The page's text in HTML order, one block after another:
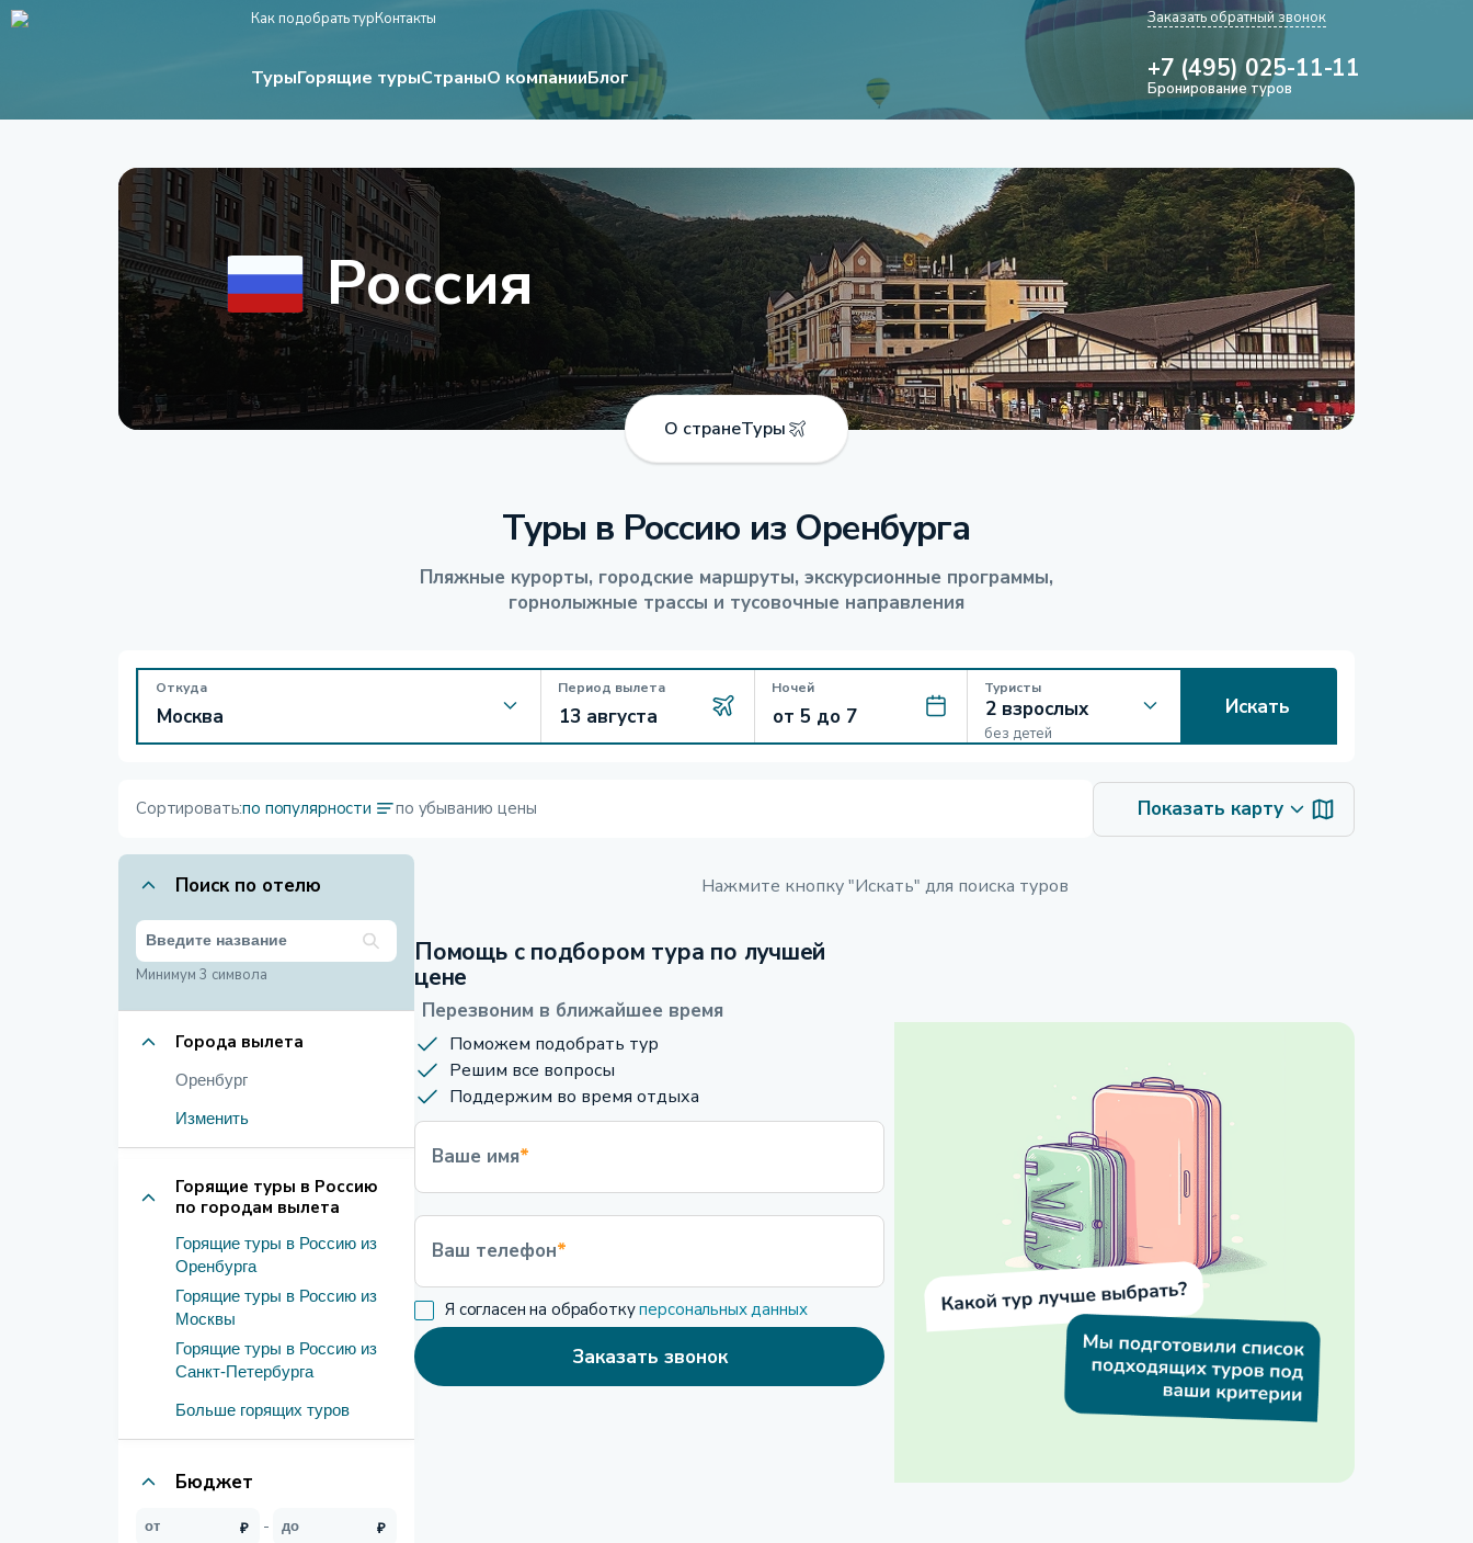
Как подобрать турКонтакты
ТурыГорящие турыСтраныО компанииБлог
Заказать обратный звонок
+7 (495) 025-11-11
Бронирование туров
Россия
О странеТуры
Туры в Россию из Оренбурга
Пляжные курорты, городские маршруты, экскурсионные программы,
горнолыжные трассы и тусовочные направления
Откуда Период вылета Ночей Туристы
без детей
Искать
Сортировать:по популярности по убыванию цены Показать карту
Поиск по отелю
Минимум 3 символа
Города вылета
Оренбург
Изменить
Горящие туры в Россию
по городам вылета
Горящие туры в Россию из
Оренбурга
Горящие туры в Россию из
Москвы
Горящие туры в Россию из
Санкт-Петербурга
Больше горящих туров
Бюджет
Нажмите кнопку "Искать" для поиска туров
Помощь с подбором тура по лучшей
цене
Перезвоним в ближайшее время
Поможем подобрать тур
Решим все вопросы
Поддержим во время отдыха
Ваше имя*
Ваш телефон*
Я согласен на обработкуперсональных данных
Заказать звонок